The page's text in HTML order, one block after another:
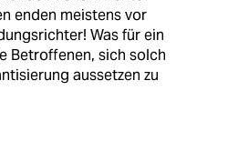
enden meistens vor
Was für ein
Betroffenen, sich solch
aussetzen zu